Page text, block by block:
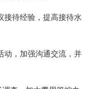
接待经验，提高接待水
动，加强沟通交流，并